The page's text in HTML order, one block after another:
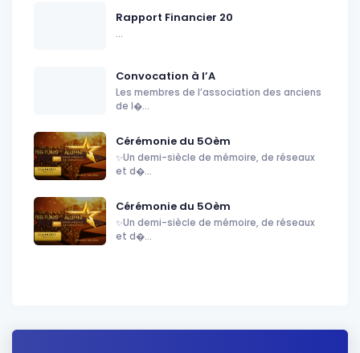
Rapport Financier 20
...
Convocation à l’A
Les membres de l’association des anciens
de l�...
Cérémonie du 5Oèm
✨Un demi-siècle de mémoire, de réseaux
et d�...
Cérémonie du 5Oèm
✨Un demi-siècle de mémoire, de réseaux
et d�...